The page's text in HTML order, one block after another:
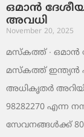
ഒമാൻ
അവധി
November 20, 2025
മസ്‌കത്ത് ∙ ഒമാൻ
മസ്‌കത്ത് ഇന്ത്യൻ
അധികൃതർ
98282270 എന്ന
സേവനങ്ങൾക്ക്